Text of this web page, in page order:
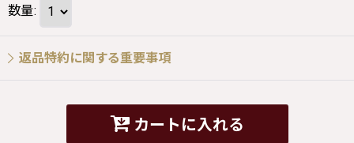
数量:
返品特約に関する重要事項
カートに入れる